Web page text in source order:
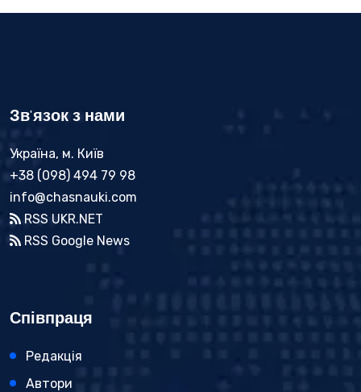
Зв'язок з нами
Україна, м. Київ
+38 (098) 494 79 98
info@chasnauki.com
RSS UKR.NET
RSS Google News
Співпраця
Редакція
Автори